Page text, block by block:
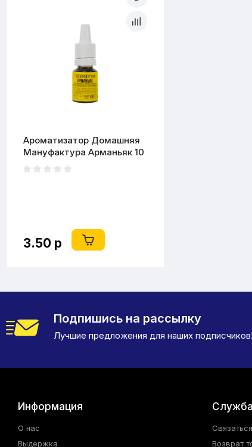
Ароматизатор Домашняя
Мануфактура Арманьяк 10
мл
3.50 р
Подпишись на рассылку
Лучшие предложения для наших подписчиков!
Информация
О нас
Выдержка
Возврат